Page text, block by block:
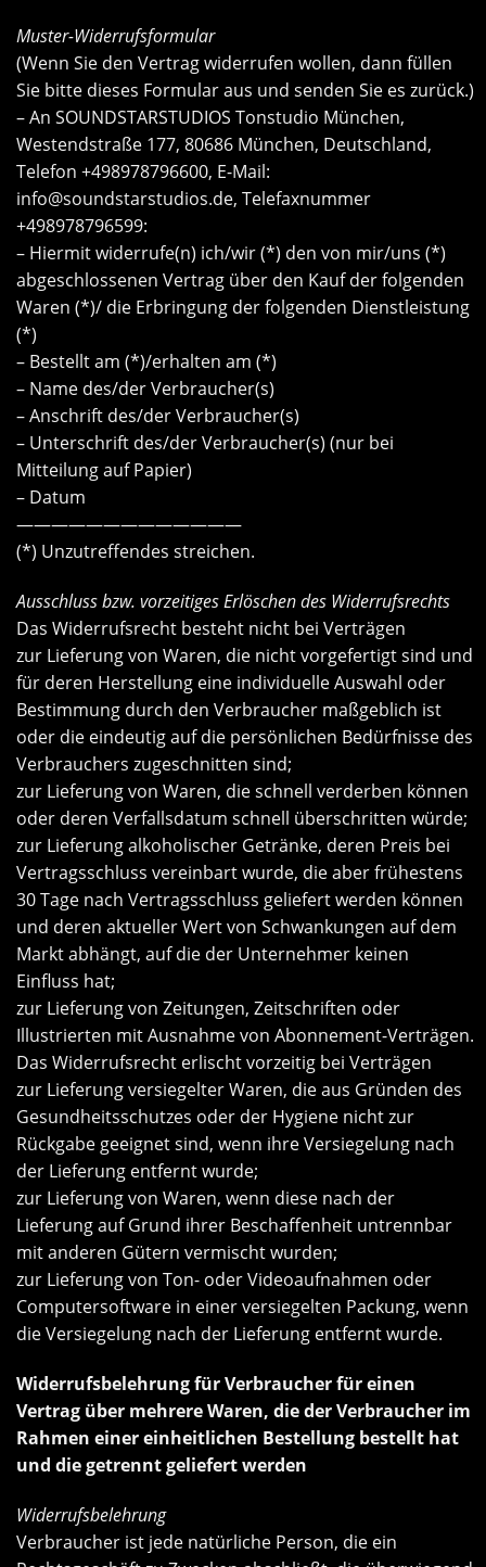
Muster-Widerrufsformular
(Wenn Sie den Vertrag widerrufen wollen, dann füllen
Sie bitte dieses Formular aus und senden Sie es zurück.)
– An SOUNDSTARSTUDIOS Tonstudio München,
Westendstraße 177, 80686 München, Deutschland,
Telefon +498978796600, E-Mail:
info@soundstarstudios.de, Telefaxnummer
+498978796599:
– Hiermit widerrufe(n) ich/wir (*) den von mir/uns (*)
abgeschlossenen Vertrag über den Kauf der folgenden
Waren (*)/ die Erbringung der folgenden Dienstleistung
(*)
– Bestellt am (*)/erhalten am (*)
– Name des/der Verbraucher(s)
– Anschrift des/der Verbraucher(s)
– Unterschrift des/der Verbraucher(s) (nur bei
Mitteilung auf Papier)
– Datum
—————————————
(*) Unzutreffendes streichen.
Ausschluss bzw. vorzeitiges Erlöschen des Widerrufsrechts
Das Widerrufsrecht besteht nicht bei Verträgen
zur Lieferung von Waren, die nicht vorgefertigt sind und
für deren Herstellung eine individuelle Auswahl oder
Bestimmung durch den Verbraucher maßgeblich ist
oder die eindeutig auf die persönlichen Bedürfnisse des
Verbrauchers zugeschnitten sind;
zur Lieferung von Waren, die schnell verderben können
oder deren Verfallsdatum schnell überschritten würde;
zur Lieferung alkoholischer Getränke, deren Preis bei
Vertragsschluss vereinbart wurde, die aber frühestens
30 Tage nach Vertragsschluss geliefert werden können
und deren aktueller Wert von Schwankungen auf dem
Markt abhängt, auf die der Unternehmer keinen
Einfluss hat;
zur Lieferung von Zeitungen, Zeitschriften oder
Illustrierten mit Ausnahme von Abonnement-Verträgen.
Das Widerrufsrecht erlischt vorzeitig bei Verträgen
zur Lieferung versiegelter Waren, die aus Gründen des
Gesundheitsschutzes oder der Hygiene nicht zur
Rückgabe geeignet sind, wenn ihre Versiegelung nach
der Lieferung entfernt wurde;
zur Lieferung von Waren, wenn diese nach der
Lieferung auf Grund ihrer Beschaffenheit untrennbar
mit anderen Gütern vermischt wurden;
zur Lieferung von Ton- oder Videoaufnahmen oder
Computersoftware in einer versiegelten Packung, wenn
die Versiegelung nach der Lieferung entfernt wurde.
Widerrufsbelehrung für Verbraucher für einen
Vertrag über mehrere Waren, die der Verbraucher im
Rahmen einer einheitlichen Bestellung bestellt hat
und die getrennt geliefert werden
Widerrufsbelehrung
Verbraucher ist jede natürliche Person, die ein